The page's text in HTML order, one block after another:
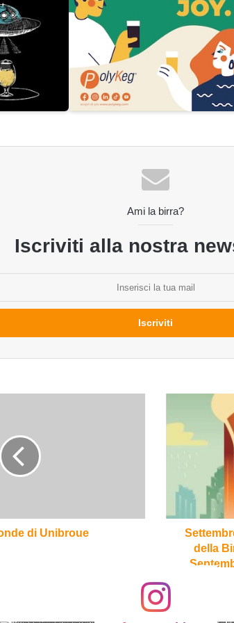
Ami la birra?
Iscriviti alla nostra
di Unibroue
spumeggiante
Il
Birra,
Fermentazioni,
Turin
Septemberfest
International
Beers
della